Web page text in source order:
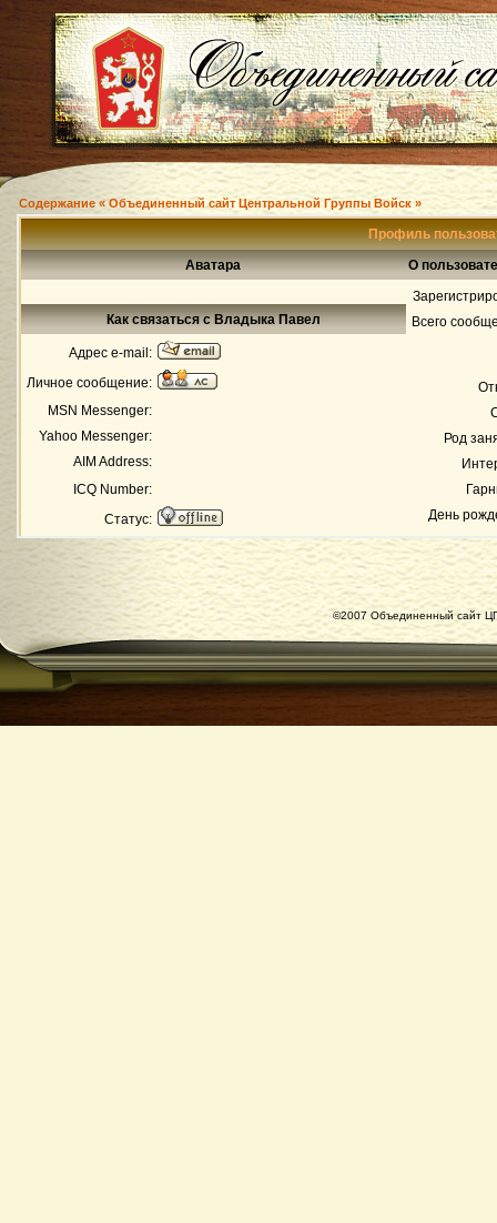
Содержание « Объединенный сайт Центральной Группы Войск »
Профиль
Аватара
О
Всего
Род
День
Как связаться с Владыка Павел
Адрес e-mail:
Личное сообщение:
MSN Messenger:
Yahoo Messenger:
AIM Address:
ICQ Number:
Статус:
©2007 Объединенный сайт